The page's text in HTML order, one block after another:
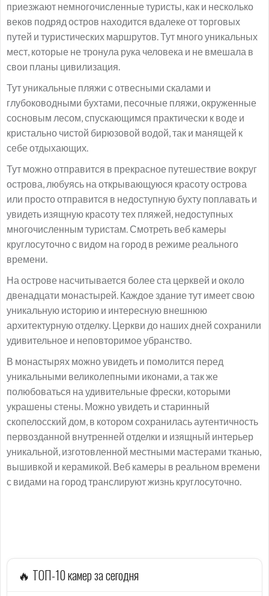
приезжают немногочисленные туристы, как и несколько
веков подряд остров находится вдалеке от торговых
путей и туристических маршрутов. Тут много уникальных
мест, которые не тронула рука человека и не вмешала в
свои планы цивилизация.
Тут уникальные пляжи с отвесными скалами и
глубоководными бухтами, песочные пляжи, окруженные
сосновым лесом, спускающимся практически к воде и
кристально чистой бирюзовой водой, так и манящей к
себе отдыхающих.
Тут можно отправится в прекрасное путешествие вокруг
острова, любуясь на открывающуюся красоту острова
или просто отправится в недоступную бухту поплавать и
увидеть изящную красоту тех пляжей, недоступных
многочисленным туристам. Смотреть веб камеры
круглосуточно с видом на город в режиме реального
времени.
На острове насчитывается более ста церквей и около
двенадцати монастырей. Каждое здание тут имеет свою
уникальную историю и интересную внешнюю
архитектурную отделку. Церкви до наших дней сохранили
удивительное и неповторимое убранство.
В монастырях можно увидеть и помолится перед
уникальными великолепными иконами, а так же
полюбоваться на удивительные фрески, которыми
украшены стены. Можно увидеть и старинный
скопелосский дом, в котором сохранилась аутентичность
первозданной внутренней отделки и изящный интерьер
уникальной, изготовленной местными мастерами тканью,
вышивкой и керамикой. Веб камеры в реальном времени
с видами на город транслируют жизнь круглосуточно.
🔥 ТОП-10 камер за сегодня